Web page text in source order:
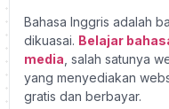
Bahasa Inggris adalah
dikuasai. Belajar
media, salah satunya
yang menyediakan
gratis dan berbayar.